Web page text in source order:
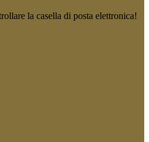
la casella di posta elettronica!